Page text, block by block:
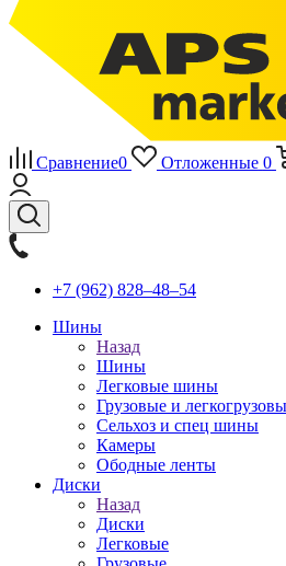
Сравнение0 Отложенные 0
+7 (962) 828‒48‒54
Шины
Назад
Шины
Легковые шины
Грузовые и
Сельхоз и спец шины
Камеры
Ободные ленты
Диски
Назад
Диски
Легковые